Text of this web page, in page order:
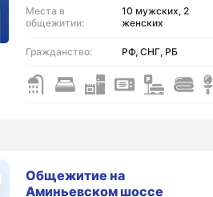
Места в
общежитии:
10 мужских, 2
женских
Гражданство: РФ, СНГ, РБ
Общежитие на
Аминьевском шоссе